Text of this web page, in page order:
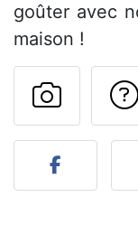
goûter avec
maison !